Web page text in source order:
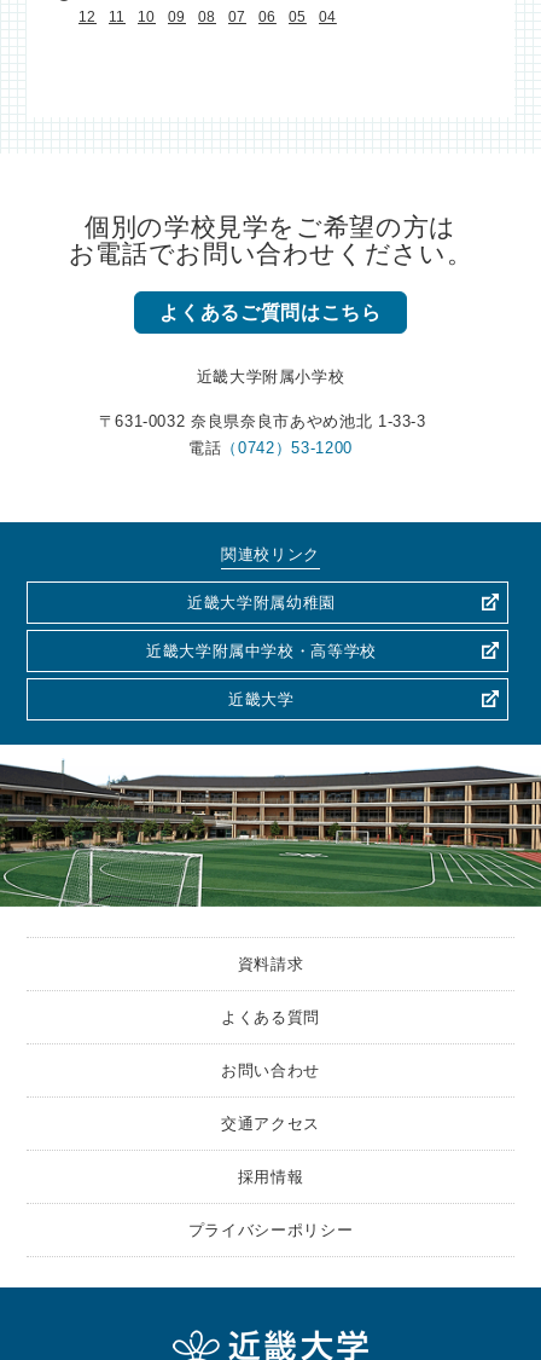
12 11 10 09 08 07 06 05 04
個別の学校見学をご希望の方は
お電話でお問い合わせください。
よくあるご質問はこちら
近畿大学附属小学校
〒631-0032 奈良県奈良市あやめ池北 1-33-3
電話 （0742）53-1200
関連校リンク
近畿大学附属幼稚園
近畿大学附属中学校・高等学校
近畿大学
資料請求
よくある質問
お問い合わせ
交通アクセス
採用情報
プライバシーポリシー